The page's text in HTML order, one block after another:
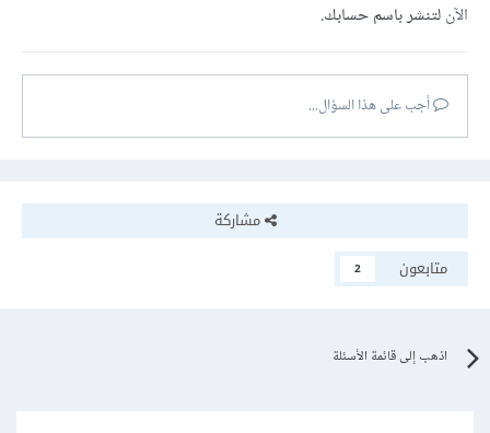
الآنلتنشر باسم حسابك.
أجب على هذا السؤال...
مشاركة
متابعون
2
اذهب إلى قائمة الأسئلة